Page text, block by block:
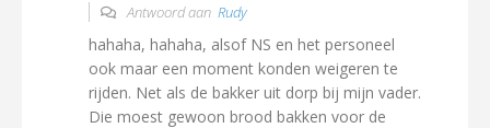
Antwoord aan Rudy
hahaha, hahaha, alsof NS en het personeel
ook maar een moment konden weigeren te
rijden. Net als de bakker uit dorp bij mijn vader.
Die moest gewoon brood bakken voor de